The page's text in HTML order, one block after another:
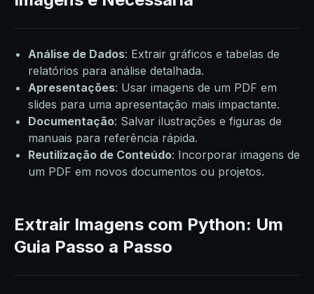
Análise de Dados: Extrair gráficos e tabelas de
relatórios para análise detalhada.
Apresentações: Usar imagens de um PDF em
slides para uma apresentação mais impactante.
Documentação: Salvar ilustrações e figuras de
manuais para referência rápida.
Reutilização de Conteúdo: Incorporar imagens de
um PDF em novos documentos ou projetos.
Extrair Imagens com Python: Um
Guia Passo a Passo